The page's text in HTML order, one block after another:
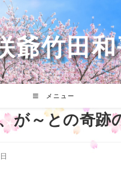
爺竹田
メニュー
が～との奇跡